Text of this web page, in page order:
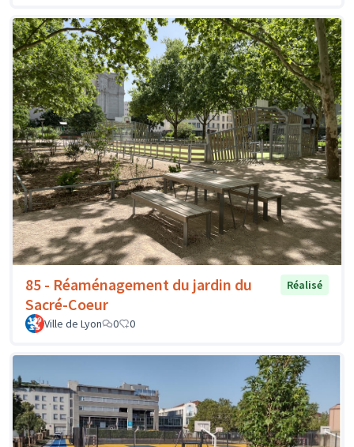
85 - Réaménagement du jardin du
Sacré-Coeur
Réalisé
Ville de Lyon 0 0